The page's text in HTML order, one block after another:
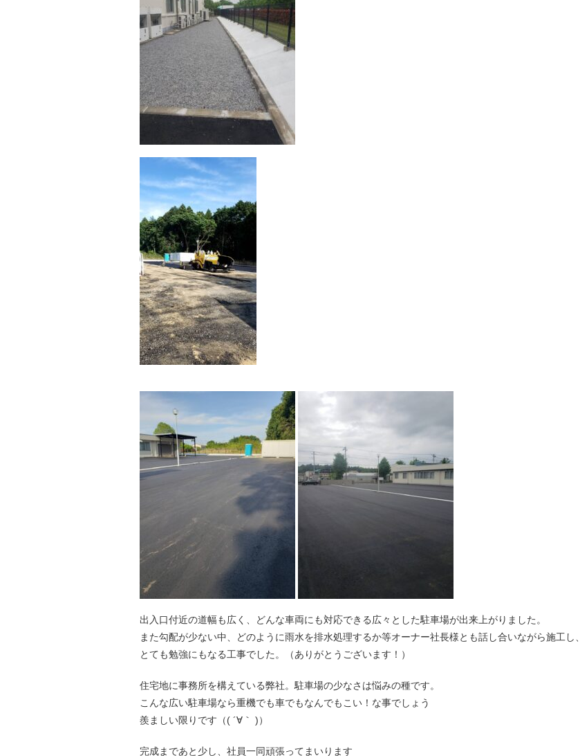
出入口付近の道幅も広く、どんな車両にも対応できる広々とした駐車場が出来上がりました。
また勾配が少ない中、どのように雨水を排水処理するか等オーナー社長様とも話し合いながら施工し、
とても勉強にもなる工事でした。（ありがとうございます！）
住宅地に事務所を構えている弊社。駐車場の少なさは悩みの種です。
こんな広い駐車場なら重機でも車でもなんでもこい！な事でしょう
羨ましい限りです（( ´∀｀ )）
完成まであと少し、社員一同頑張ってまいります